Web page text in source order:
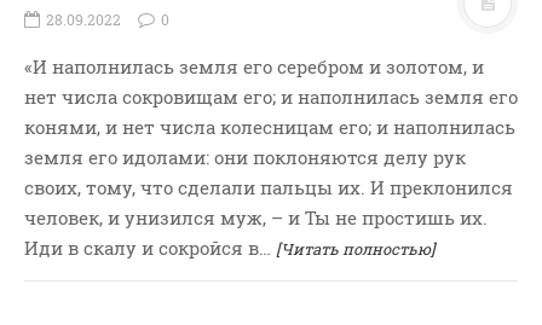
28.09.2022 0
«И наполнилась земля его серебром и золотом, и
нет числа сокровищам его; и наполнилась земля его
конями, и нет числа колесницам его; и наполнилась
земля его идолами: они поклоняются делу рук
своих, тому, что сделали пальцы их. И преклонился
человек, и унизился муж, – и Ты не простишь их.
Иди в скалу и сокройся в… [Читать полностью]